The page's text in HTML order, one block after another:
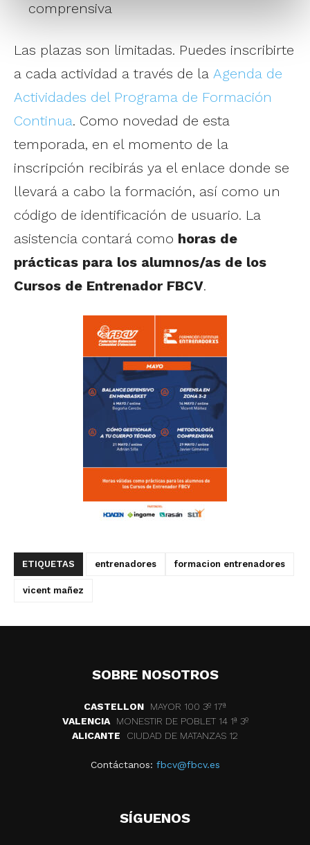
comprensiva
Las plazas son limitadas. Puedes inscribirte
a cada actividad a través de la Agenda de
Actividades del Programa de Formación
Continua. Como novedad de esta
temporada, en el momento de la
inscripción recibirás ya el enlace donde se
llevará a cabo la formación, así como un
código de identificación de usuario. La
asistencia contará como horas de
prácticas para los alumnos/as de los
Cursos de Entrenador FBCV.
ETIQUETAS entrenadores formacion entrenadores
vicent mañez
SOBRE NOSOTROS
CASTELLON
MAYOR 100 3º 17ª
VALENCIA
MONESTIR DE POBLET 14 1ª 3º
ALICANTE
CIUDAD DE MATANZAS 12
Contáctanos: fbcv@fbcv.es
SÍGUENOS